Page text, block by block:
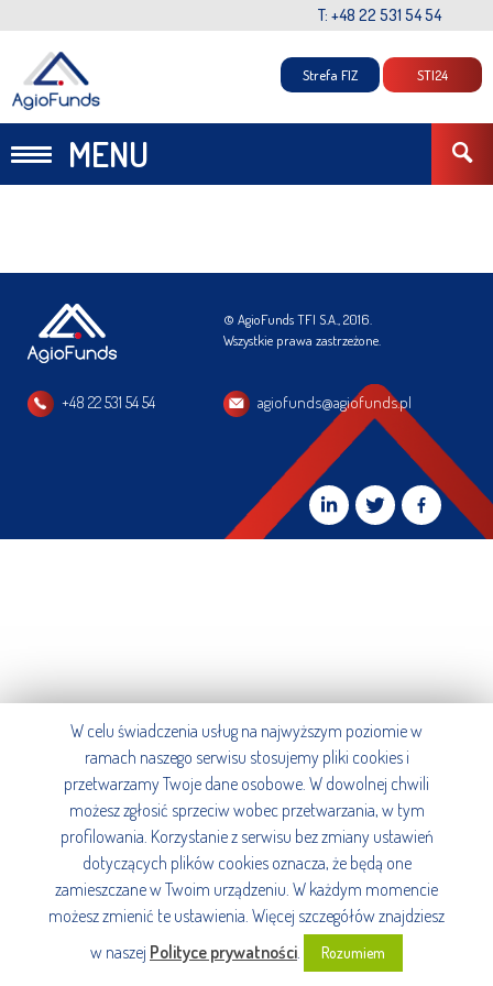
T: +48 22 531 54 54
MENU
Strefa FIZ STI24
© AgioFunds TFI S.A., 2016.
Wszystkie prawa zastrzeżone.
+48 22 531 54 54 agiofunds@agiofunds.pl
W celu świadczenia usług na najwyższym poziomie w
ramach naszego serwisu stosujemy pliki cookies i
przetwarzamy Twoje dane osobowe. W dowolnej chwili
możesz zgłosić sprzeciw wobec przetwarzania, w tym
profilowania. Korzystanie z serwisu bez zmiany ustawień
dotyczących plików cookies oznacza, że będą one
zamieszczane w Twoim urządzeniu. W każdym momencie
możesz zmienić te ustawienia. Więcej szczegółów znajdziesz
w naszej Polityce prywatności. Rozumiem